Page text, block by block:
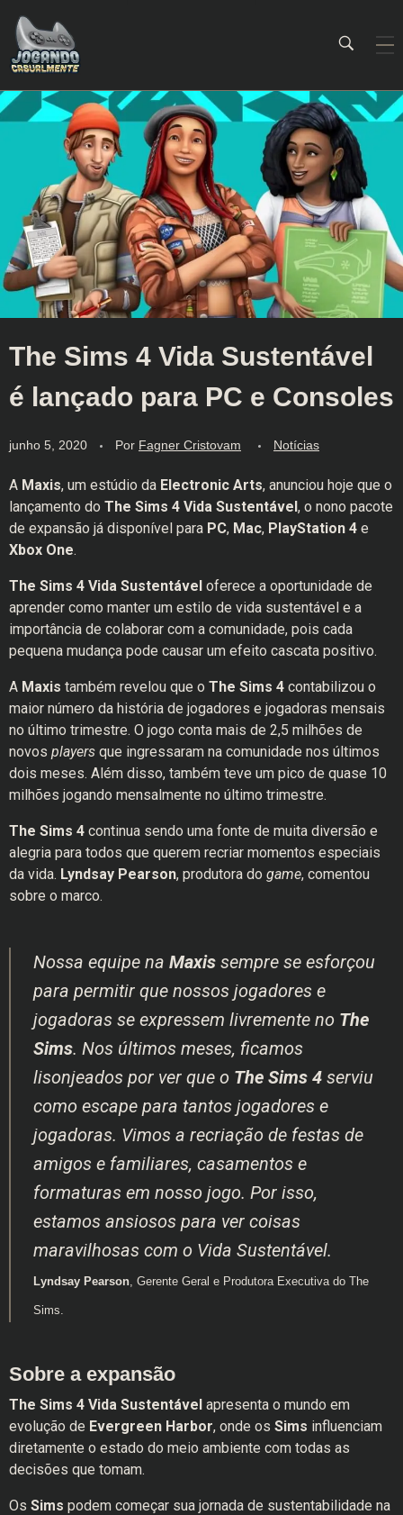
Jogando Casualmente
The Sims 4 Vida Sustentável
é lançado para PC e Consoles
junho 5, 2020 Por Fagner Cristovam Notícias
A Maxis, um estúdio da Electronic Arts, anunciou hoje que o
lançamento do The Sims 4 Vida Sustentável, o nono pacote
de expansão já disponível para PC, Mac, PlayStation 4 e
Xbox One.
The Sims 4 Vida Sustentável oferece a oportunidade de
aprender como manter um estilo de vida sustentável e a
importância de colaborar com a comunidade, pois cada
pequena mudança pode causar um efeito cascata positivo.
A Maxis também revelou que o The Sims 4 contabilizou o
maior número da história de jogadores e jogadoras mensais
no último trimestre. O jogo conta mais de 2,5 milhões de
novos players que ingressaram na comunidade nos últimos
dois meses. Além disso, também teve um pico de quase 10
milhões jogando mensalmente no último trimestre.
The Sims 4 continua sendo uma fonte de muita diversão e
alegria para todos que querem recriar momentos especiais
da vida. Lyndsay Pearson, produtora do game, comentou
sobre o marco.
Nossa equipe na Maxis sempre se esforçou
para permitir que nossos jogadores e
jogadoras se expressem livremente no The
Sims. Nos últimos meses, ficamos
lisonjeados por ver que o The Sims 4 serviu
como escape para tantos jogadores e
jogadoras. Vimos a recriação de festas de
amigos e familiares, casamentos e
formaturas em nosso jogo. Por isso,
estamos ansiosos para ver coisas
maravilhosas com o Vida Sustentável.
Lyndsay Pearson , Gerente Geral e Produtora Executiva do The
Sims.
Sobre a expansão
The Sims 4 Vida Sustentável apresenta o mundo em
evolução de Evergreen Harbor, onde os Sims influenciam
diretamente o estado do meio ambiente com todas as
decisões que tomam.
Os Sims podem começar sua jornada de sustentabilidade na